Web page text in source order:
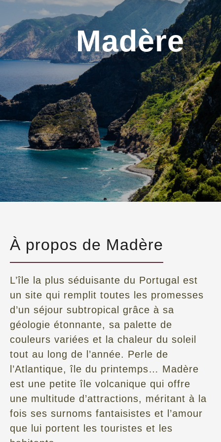
Madère
À propos de Madère
L’île la plus séduisante du Portugal est
un site qui remplit toutes les promesses
d’un séjour subtropical grâce à sa
géologie étonnante, sa palette de
couleurs variées et la chaleur du soleil
tout au long de l’année. Perle de
l’Atlantique, île du printemps… Madère
est une petite île volcanique qui offre
une multitude d’attractions, méritant à la
fois ses surnoms fantaisistes et l’amour
que lui portent les touristes et les